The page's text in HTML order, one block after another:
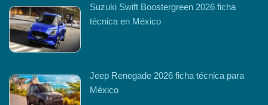
Suzuki Swift Boostergreen 2026 ficha
técnica en México
Jeep Renegade 2026 ficha técnica para
México